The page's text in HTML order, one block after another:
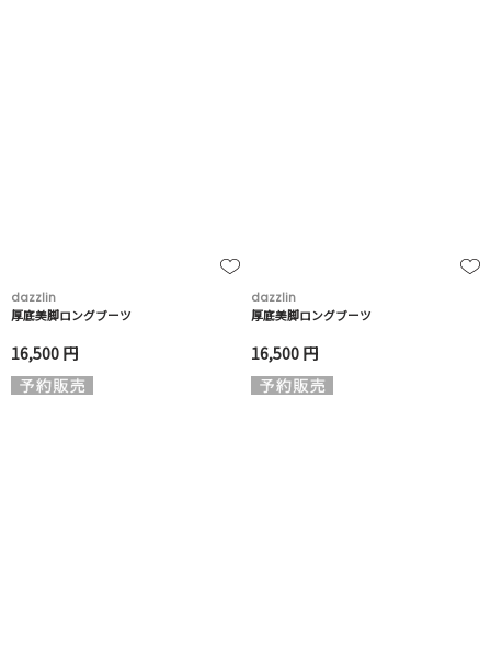
dazzlin
厚底美脚ロングブーツ
16,500 円
dazzlin
厚底美脚ロングブーツ
16,500 円